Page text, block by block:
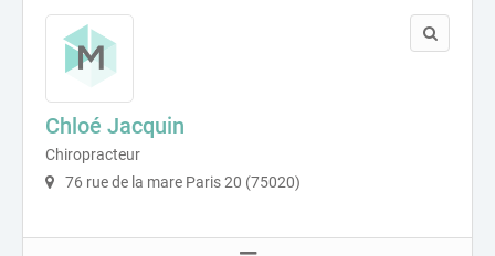
Chloé Jacquin
Chiropracteur
76 rue de la mare Paris 20 (75020)